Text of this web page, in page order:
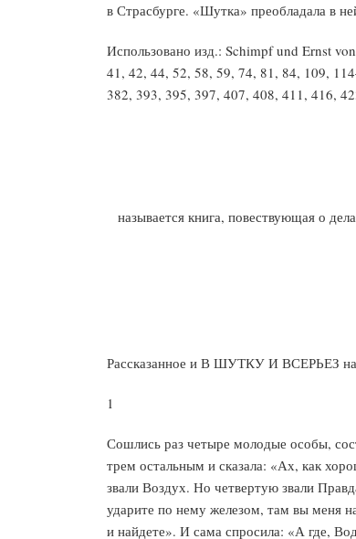
в Страсбурге. «Шутка» преобладала в
Использовано изд.: Schimpf und Ernst
41, 42, 44, 52, 58, 59, 74, 81, 84, 109,
382, 393, 395, 397, 407, 408, 411, 416,
называется книга, повествующая о
Рассказанное и В ШУТКУ И ВСЕРЬЕЗ
1
Сошлись раз четыре молодые особы,
трем остальным и сказала: «Ах, как
звали Воздух. Но четвертую звали
ударите по нему железом, там вы меня
и найдете». И сама спросила: «А где,